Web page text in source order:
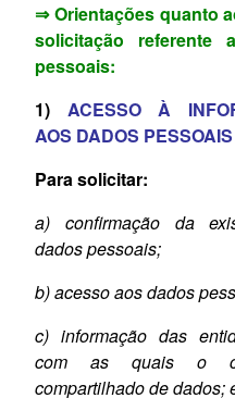
⇒ Orientações quanto
solicitação referente
pessoais:
1) ACESSO À
AOS DADOS PESSOAIS
Para solicitar:
a) confirmação da
dadospessoais;
b) acesso aos dados
c) informação das
com as quais o
compartilhado dedados;